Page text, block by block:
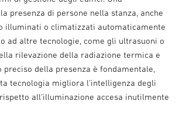
presenza di persone nella stanza, anche
illuminati o climatizzati automaticamente
ad altre tecnologie, come gli ultrasuoni o
rilevazione della radiazione termica e
della presenza è fondamentale,
tecnologia migliora l’intelligenza degli
all’illuminazione accesa inutilmente